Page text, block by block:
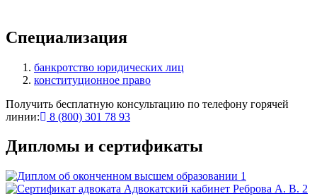
+
Специализация
банкротство юридических лиц
конституционное право
Получить бесплатную консультацию по телефону горячей
линии:
8 (800) 301 78 93
Дипломы и сертификаты